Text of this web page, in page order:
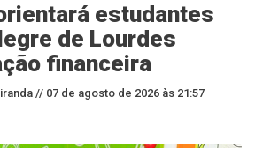
estudantes
de Lourdes
financeira
// 07 de agosto de 2026 às 21:57